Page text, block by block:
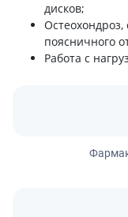
дисков;
поясничного
Работа с